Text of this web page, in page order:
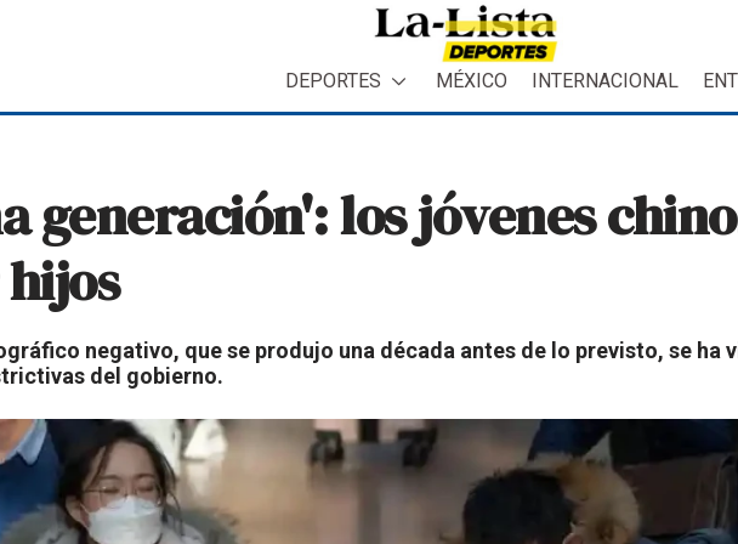
DEPORTES MÉXICO INTERNACIONAL
generación': los jóvenes
negativo, que se produjo una década antes de lo previsto, se ha
del gobierno.